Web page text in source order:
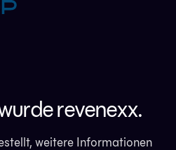
revenexx.
weitere Informationen